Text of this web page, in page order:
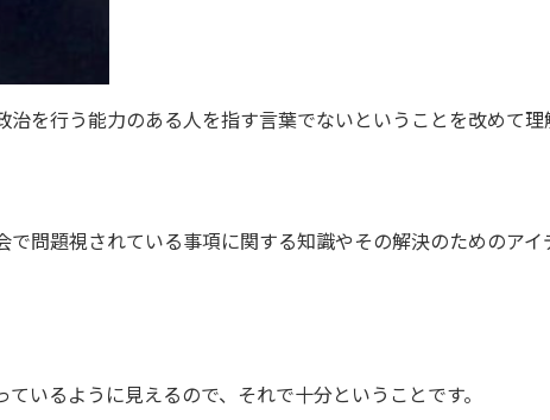
を行う能力のある人を指す言葉でないということを改めて理
問題視されている事項に関する知識やその解決のためのアイ
いるように見えるので、それで十分ということです。